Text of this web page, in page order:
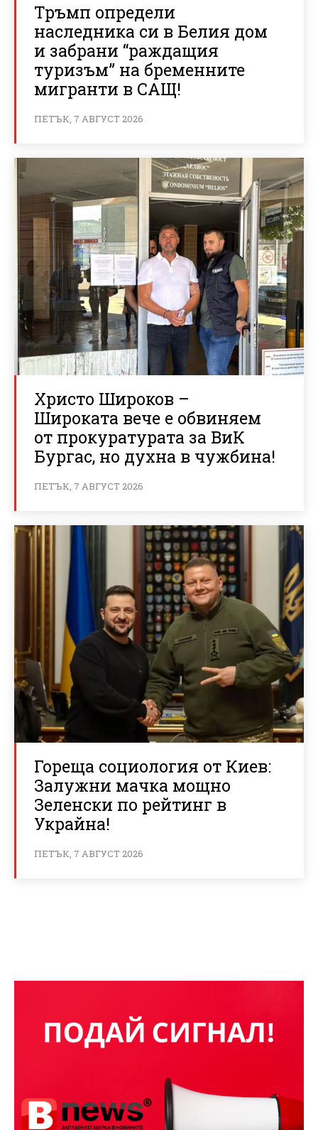
Тръмп определи
наследника си в Белия дом
и забрани “раждащия
туризъм” на бременните
мигранти в САЩ!
ПЕТЪК, 7 АВГУСТ 2026
Христо Широков –
Широката вече е обвиняем
от прокуратурата за ВиК
Бургас, но духна в чужбина!
ПЕТЪК, 7 АВГУСТ 2026
Гореща социология от Киев:
Залужни мачка мощно
Зеленски по рейтинг в
Украйна!
ПЕТЪК, 7 АВГУСТ 2026